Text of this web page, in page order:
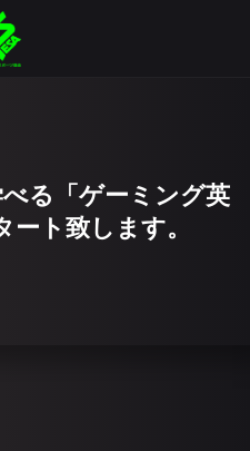
る「ゲーミング英
ト致します。